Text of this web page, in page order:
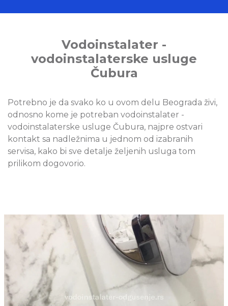
Vodoinstalater -
vodoinstalaterske usluge
Čubura
Potrebno je da svako ko u ovom delu Beograda živi,
odnosno kome je potreban vodoinstalater -
vodoinstalaterske usluge Čubura, najpre ostvari
kontakt sa nadležnima u jednom od izabranih
servisa, kako bi sve detalje željenih usluga tom
prilikom dogovorio.